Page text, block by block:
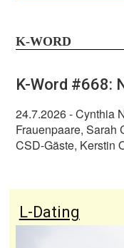
K-WORD
K-Word #668:
24.7.2026- Cynthia
Frauenpaare, Sarah
CSD-Gäste, Kerstin
L-Dating